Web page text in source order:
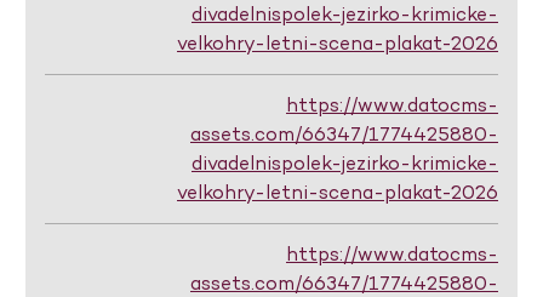
divadelnispolek-jezirko-krimicke-
velkohry-letni-scena-plakat-2026
https://www.datocms-
assets.com/66347/1774425880-
divadelnispolek-jezirko-krimicke-
velkohry-letni-scena-plakat-2026
https://www.datocms-
assets.com/66347/1774425880-